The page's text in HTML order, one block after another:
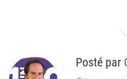
Posté par